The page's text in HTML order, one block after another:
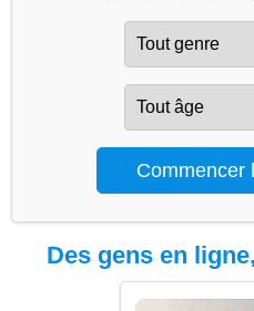
Des gens en